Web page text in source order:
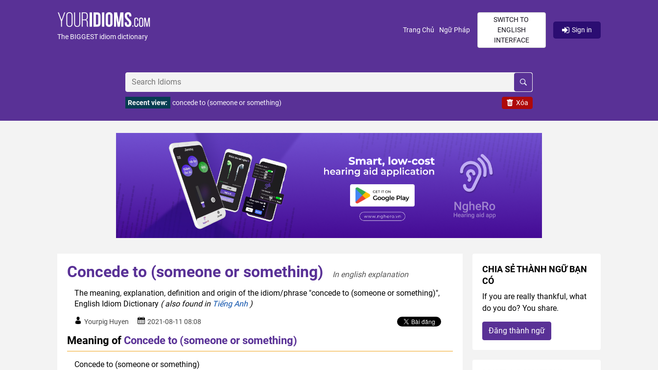
The BIGGEST idiom dictionary
Trang Chủ (current)
Ngữ Pháp(current)
SWITCH TO
ENGLISH
INTERFACE
Sign in
Xóa
Recent view: concede to (someone or something)
Concede to (someone or something)
In english explanation
The meaning, explanation, definition and origin of the idiom/phrase "concede to (someone or something)",
English Idiom Dictionary ( also found in Tiếng Anh)
Yourpig Huyen 2021-08-11 08:08
Meaning of Concede to (someone or something)
Concede to (someone or something)
CHIA SẺ THÀNH NGỮ BẠN
CÓ
If you are really thankful, what
do you do? You share.
Đăng thành ngữ